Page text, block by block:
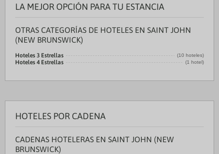
LA MEJOR OPCIÓN PARA TU ESTANCIA
OTRAS CATEGORÍAS DE HOTELES EN SAINT JOHN
(NEW BRUNSWICK)
Hoteles 3 Estrellas (10 hoteles)
Hoteles 4 Estrellas (1 hotel)
HOTELES POR CADENA
CADENAS HOTELERAS EN SAINT JOHN (NEW
BRUNSWICK)